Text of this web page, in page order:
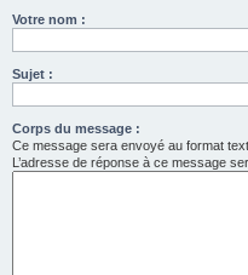
Votre nom :
Sujet :
Corps du message :
Ce message sera envoyé au format
L’adresse de réponse à ce message